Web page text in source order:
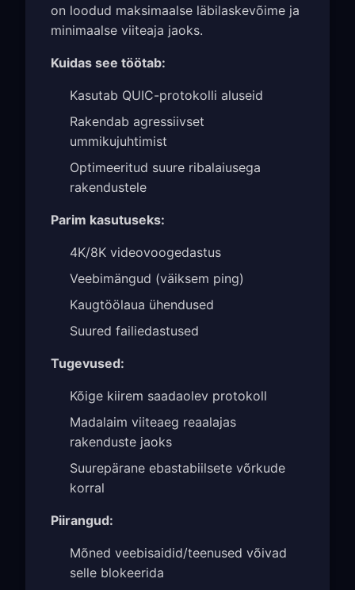
on loodud maksimaalse läbilaskevõime ja
minimaalse viiteaja jaoks.
Kuidas see töötab:
Kasutab QUIC-protokolli aluseid
Rakendab agressiivset
ummikujuhtimist
Optimeeritud suure ribalaiusega
rakendustele
Parim kasutuseks:
4K/8K videovoogedastus
Veebimängud (väiksem ping)
Kaugtöölaua ühendused
Suured failiedastused
Tugevused:
Kõige kiirem saadaolev protokoll
Madalaim viiteaeg reaalajas
rakenduste jaoks
Suurepärane ebastabiilsete võrkude
korral
Piirangud:
Mõned veebisaidid/teenused võivad
selle blokeerida